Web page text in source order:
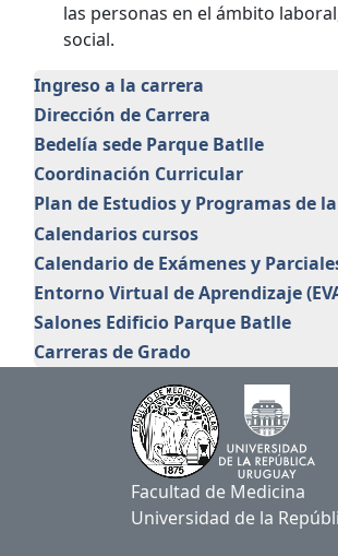
Ingreso a la carrera
Dirección de Carrera
Bedelía sede Parque Batlle
Coordinación Curricular
Plan de Estudios y Programas de
Calendarios cursos
Calendario de Exámenes y
Entorno Virtual de Aprendizaje
Salones Edificio Parque Batlle
Carreras de Grado
las personas en el ámbito
social.
Facultad de Medicina
Universidad de la